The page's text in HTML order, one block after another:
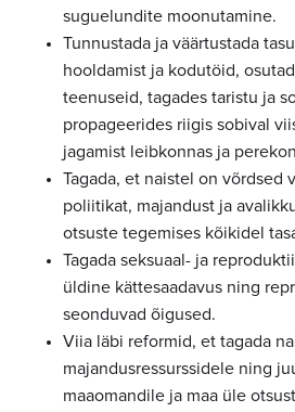
suguelundite moonutamine.
Tunnustada ja väärtustada
hooldamist ja kodutöid,
teenuseid, tagades taristu ja
propageerides riigis sobival
jagamist leibkonnas ja
Tagada, et naistel on võrdsed
poliitikat, majandust ja
otsuste tegemises kõikidel
Tagada seksuaal- ja
üldine kättesaadavus ning
seonduvad õigused.
Viia läbi reformid, et tagada
majandusressurssidele ning
maaomandile ja maa üle